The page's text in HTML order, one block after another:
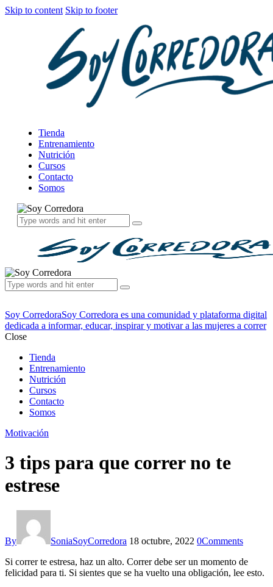
Skip to content Skip to footer
Tienda
Entrenamiento
Nutrición
Cursos
Contacto
Somos
Soy CorredoraSoy Corredora es una comunidad y plataforma digital
dedicada a informar, educar, inspirar y motivar a las mujeres a correr
Close
Tienda
Entrenamiento
Nutrición
Cursos
Contacto
Somos
Motivación
3 tips para que correr no te
estrese
By SoniaSoyCorredora 18 octubre, 2022 0Comments
Si correr te estresa, haz un alto. Correr debe ser un momento de
felicidad para ti. Si sientes que se ha vuelto una obligación, lee esto.